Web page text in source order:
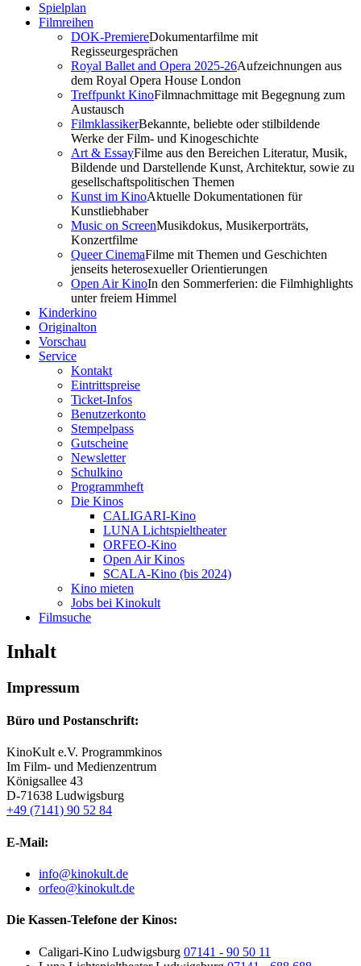
Spielplan
Filmreihen
DOK-PremiereDokumentarfilme mit
Regisseurgesprächen
Royal Ballet and Opera 2025-26Aufzeichnungen aus
dem Royal Opera House London
Treffpunkt KinoFilmnachmittage mit Begegnung zum
Austausch
FilmklassikerBekannte, beliebte oder stilbildende
Werke der Film- und Kinogeschichte
Art & EssayFilme aus den Bereichen Literatur, Musik,
Bildende und Darstellende Kunst, Architektur, sowie zu
gesellschaftspolitischen Themen
Kunst im KinoAktuelle Dokumentationen für
Kunstliebhaber
Music on ScreenMusikdokus, Musikerporträts,
Konzertfilme
Queer CinemaFilme mit Themen und Geschichten
jenseits heterosexueller Orientierungen
Open Air KinoIn den Sommerferien: die Filmhighlights
unter freiem Himmel
Kinderkino
Originalton
Vorschau
Service
Kontakt
Eintrittspreise
Ticket-Infos
Benutzerkonto
Stempelpass
Gutscheine
Newsletter
Schulkino
Programmheft
Die Kinos
CALIGARI-Kino
LUNA Lichtspieltheater
ORFEO-Kino
Open Air Kinos
SCALA-Kino (bis 2024)
Kino mieten
Jobs bei Kinokult
Filmsuche
Inhalt
Impressum
Büro und Postanschrift:
KinoKult e.V. Programmkinos
Im Film- und Medienzentrum
Königsallee 43
D-71638 Ludwigsburg
+49 (7141) 90 52 84
E-Mail:
info@kinokult.de
orfeo@kinokult.de
Die Kassen-Telefone der Kinos:
Caligari-Kino Ludwigsburg 07141 - 90 50 11